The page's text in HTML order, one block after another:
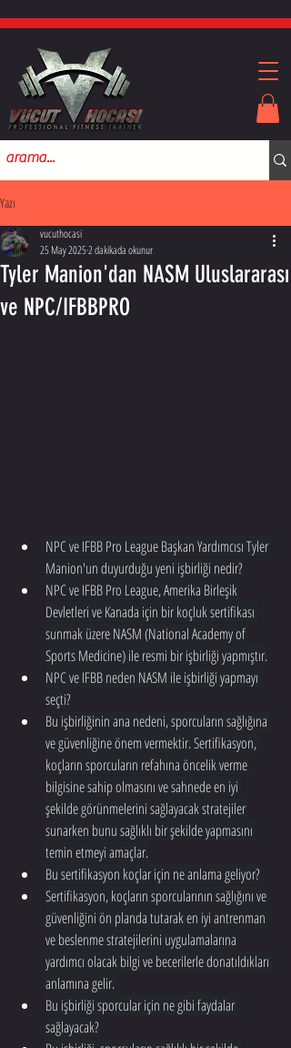
Yazı
Tyler Manion'dan NASM Uluslararası
ve NPC/IFBBPRO
vucuthocasi
25 May 20252 dakikada okunur
NPC ve IFBB Pro League Başkan Yardımcısı Tyler
Manion'un duyurduğu yeni işbirliği nedir?
NPC ve IFBB Pro League, Amerika Birleşik
Devletleri ve Kanada için bir koçluk sertifikası
sunmak üzere NASM (National Academy of
Sports Medicine) ile resmi bir işbirliği yapmıştır.
NPC ve IFBB neden NASM ile işbirliği yapmayı
seçti?
Bu işbirliğinin ana nedeni, sporcuların sağlığına
ve güvenliğine önem vermektir. Sertifikasyon,
koçların sporcuların refahına öncelik verme
bilgisine sahip olmasını ve sahnede en iyi
şekilde görünmelerini sağlayacak stratejiler
sunarken bunu sağlıklı bir şekilde yapmasını
temin etmeyi amaçlar.
Bu sertifikasyon koçlar için ne anlama geliyor?
Sertifikasyon, koçların sporcularının sağlığını ve
güvenliğini ön planda tutarak en iyi antrenman
ve beslenme stratejilerini uygulamalarına
yardımcı olacak bilgi ve becerilerle donatıldıkları
anlamına gelir.
Bu işbirliği sporcular için ne gibi faydalar
sağlayacak?